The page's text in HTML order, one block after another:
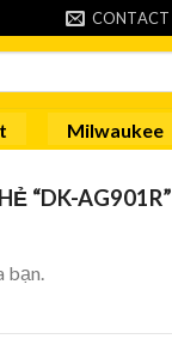
CONTACT
Milwaukee
“DK-AG901R”
bạn.